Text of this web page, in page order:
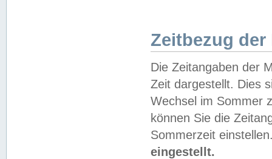
Zeitbezug der
Die Zeitangaben der
Zeit dargestellt. Dies
Wechsel im Sommer
können Sie die
Sommerzeit
eingestellt.